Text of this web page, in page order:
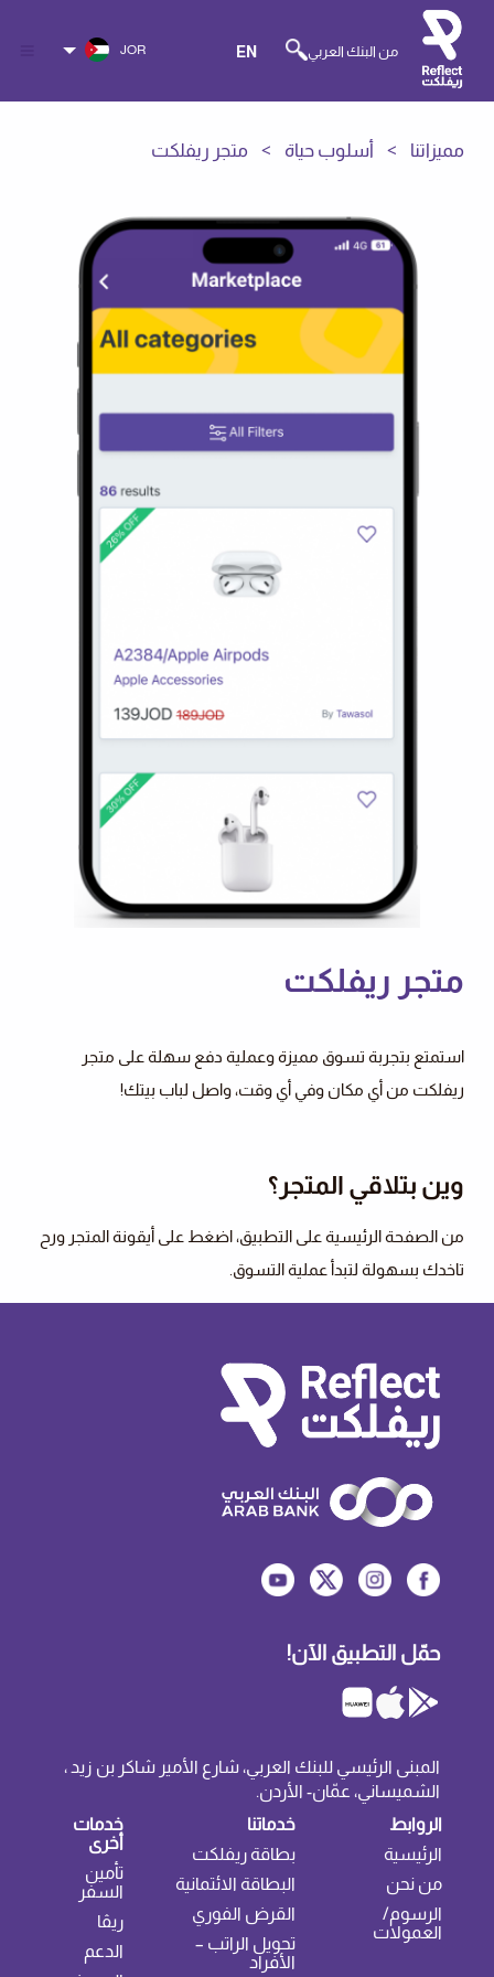
من البنك العربي EN
JOR
مميزاتنا أسلوب حياة متجر ريفلكت
متجر ريفلكت
استمتع بتجربة تسوق مميزة وعملية دفع سهلة على متجر
ريفلكت من أي مكان وفي أي وقت، واصل لباب بيتك!
وين بتلاقي المتجر؟
من الصفحة الرئيسية على التطبيق، اضغط على أيقونة المتجر ورح
تاخدك بسهولة لتبدأ عملية التسوق.
حمّل التطبيق الآن!
المبنى الرئيسي للبنك العربي، شارع الأمير شاكر بن زيد ،
الشميساني، عمّان- الأردن.
الروابط
الرئيسية
من نحن
الرسوم/
العمولات
خدماتنا
بطاقة ريفلكت
البطاقة الائتمانية
القرض الفوري
تحويل الراتب –
الأفراد
خدمات
أخرى
تأمين
السفر
ريڤا
الدعم